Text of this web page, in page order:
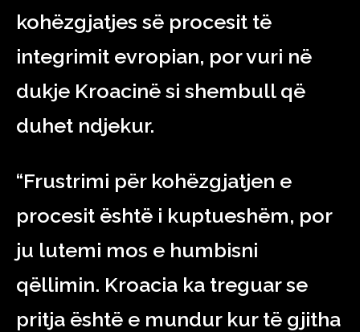
kohëzgjatjes së procesit të
integrimit evropian, por vuri në
dukje Kroacinë si shembull që
duhet ndjekur.
“Frustrimi për kohëzgjatjen e
procesit është i kuptueshëm, por
ju lutemi mos e humbisni
qëllimin. Kroacia ka treguar se
pritja është e mundur kur të gjitha